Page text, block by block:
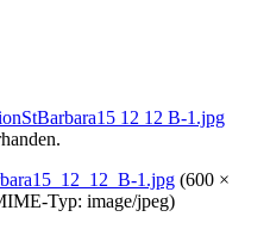
1.jpg (600 ×
Typ: image/jpeg)